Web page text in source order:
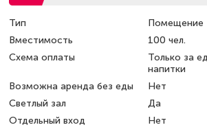
Тип
Помещение
Вместимость
100 чел.
Схема оплаты
Только за
напитки
Возможна аренда без еды
Нет
Светлый зал
Да
Отдельный вход
Нет